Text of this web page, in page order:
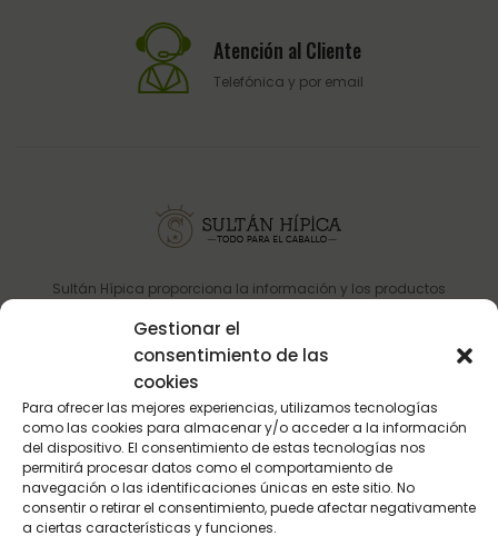
Gestionar el
consentimiento de las
cookies
Para ofrecer las mejores experiencias, utilizamos tecnologías
como las cookies para almacenar y/o acceder a la información
del dispositivo. El consentimiento de estas tecnologías nos
permitirá procesar datos como el comportamiento de
navegación o las identificaciones únicas en este sitio. No
consentir o retirar el consentimiento, puede afectar negativamente
a ciertas características y funciones.
Atención al Cliente
Telefónica y por email
Sultán Hípica proporciona la información y los productos
Dirección: C/ Guadalhorce 3 - Pol. Ind. La Trocha 29100 Coín -
Málaga (España.
Tel.:623 22 77 86
Email:info@sultanhipica.com